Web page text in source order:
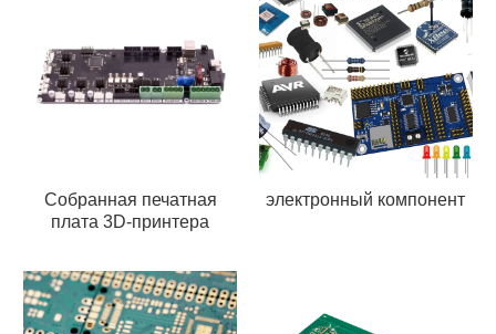
Собранная печатная
плата 3D-принтера
электронный компонент